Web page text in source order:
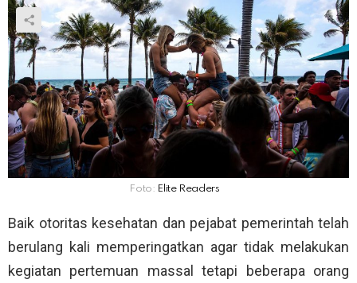
Foto: Elite Readers
Baik otoritas kesehatan dan pejabat pemerintah telah
berulang kali memperingatkan agar tidak melakukan
kegiatan pertemuan massal tetapi beberapa orang